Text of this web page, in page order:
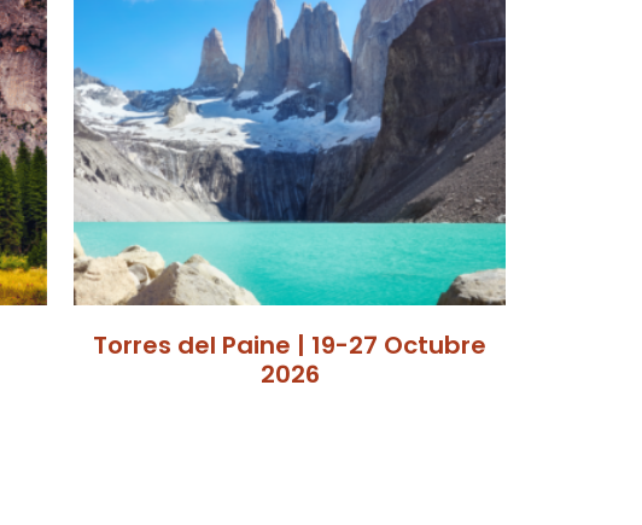
Torres del Paine | 19-27 Octubre
2026